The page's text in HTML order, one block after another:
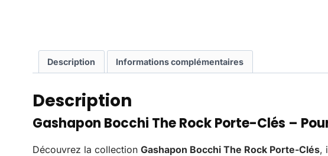
Description Informations complémentaires
Description
Gashapon Bocchi The Rock Porte-Clés –
Découvrez la collection Gashapon Bocchi The Rock Porte-Clés,